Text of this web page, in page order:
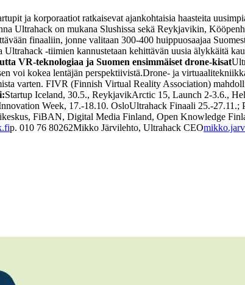
ja korporaatiot ratkaisevat ajankohtaisia haasteita
Ultrahack on mukana Slushissa sekä Reykjavikin,
finaaliin, jonne valitaan 300-400 huippuosaajaa
-tiimien kannustetaan kehittävän uusia älykkäitä
VR-teknologiaa ja Suomen ensimmäiset drone-kisat
voi kokea lentäjän perspektiivistä.Drone- ja
varten. FIVR (Finnish Virtual Reality Association)
Startup Iceland, 30.5., ReykjavikArctic 15, Launch 2-3.6.,
Week, 17.-18.10. OsloUltrahack Finaali 25.-27.11.;
FiBAN, Digital Media Finland, Open Knowledge
p. 010 76 80262Mikko Järvilehto, Ultrahack CEO